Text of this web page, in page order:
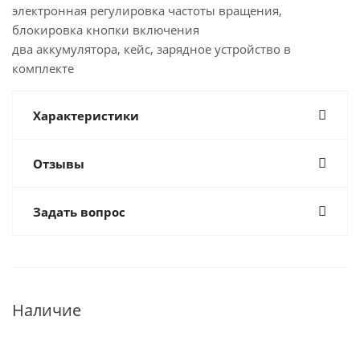
электронная регулировка частоты вращения,
блокировка кнопки включения
два аккумулятора, кейс, зарядное устройство в
комплекте
Характеристики
Отзывы
Задать вопрос
Наличие